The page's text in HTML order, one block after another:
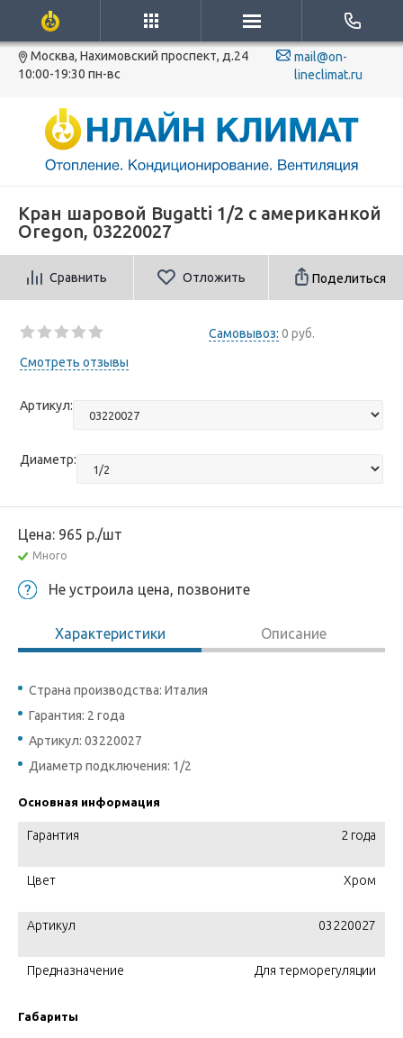
Москва, Нахимовский проспект, д.24
10:00-19:30 пн-вс
mail@on-
lineclimat.ru
Кран шаровой Bugatti 1/2 с американкой
Oregon, 03220027
Сравнить Отложить Поделиться
Самовывоз: 0 руб.
Смотреть отзывы
Артикул:
Диаметр:
Цена: 965 р./шт
Много
Не устроила цена, позвоните
Характеристики Описание
Страна производства: Италия
Гарантия: 2 года
Артикул: 03220027
Диаметр подключения: 1/2
Основная информация
Гарантия 2 года
Цвет Хром
Артикул 03220027
Предназначение Для терморегуляции
Габариты